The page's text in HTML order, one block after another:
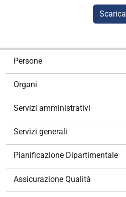
Scarica
Persone
Organi
Servizi amministrativi
Servizi generali
Pianificazione Dipartimentale
Assicurazione Qualità